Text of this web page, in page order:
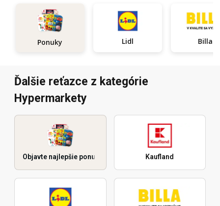
Ponuky Lidl Billa
Ďalšie reťazce z kategórie
Hypermarkety
Objavte najlepšie ponuky Kaufland